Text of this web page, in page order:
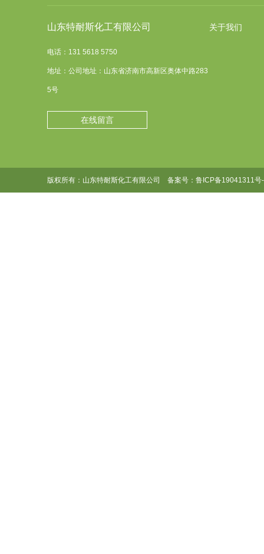
山东特耐斯化工有限公司
电话：131 5618 5750
地址：公司地址：山东省济南市高新区奥体中路283
5号
在线留言
关于我们
版权所有：山东特耐斯化工有限公司 备案号： 鲁ICP备19041311号